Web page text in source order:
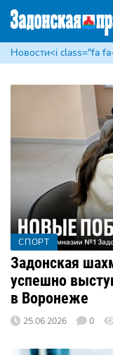
Новости<i class="fa
СПОРТ
Задонская
успешно
в Воронеже
25.06.2026 0